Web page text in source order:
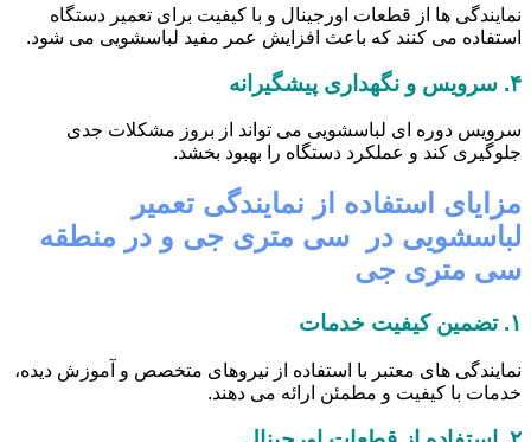
نمایندگی ها از قطعات اورجینال و با کیفیت برای تعمیر دستگاه
استفاده می کنند که باعث افزایش عمر مفید لباسشویی می شود.
۴. سرویس و نگهداری پیشگیرانه
سرویس دوره ای لباسشویی می تواند از بروز مشکلات جدی
جلوگیری کند و عملکرد دستگاه را بهبود بخشد.
مزایای استفاده از نمایندگی تعمیر
لباسشویی در سی متری جی و در منطقه
سی متری جی
۱. تضمین کیفیت خدمات
نمایندگی های معتبر با استفاده از نیروهای متخصص و آموزش دیده،
خدمات با کیفیت و مطمئن ارائه می دهند.